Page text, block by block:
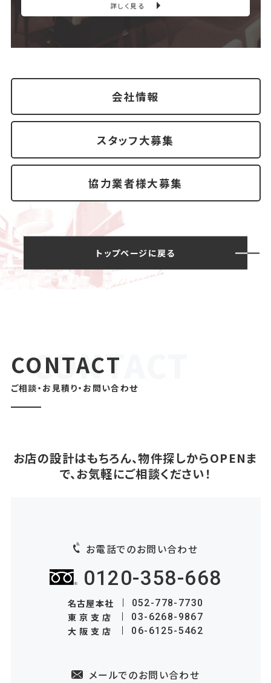
詳しく見る
会社情報
スタッフ大募集
協力業者様大募集
トップページに戻る
CONTACT
ご相談・お見積り・お問い合わせ
お店の設計はもちろん、物件探しからOPENま
で、お気軽にご相談ください！
お電話でのお問い合わせ
0120-358-668
名古屋本社 052-778-7730
東京支店 03-6268-9867
大阪支店 06-6125-5462
メールでのお問い合わせ